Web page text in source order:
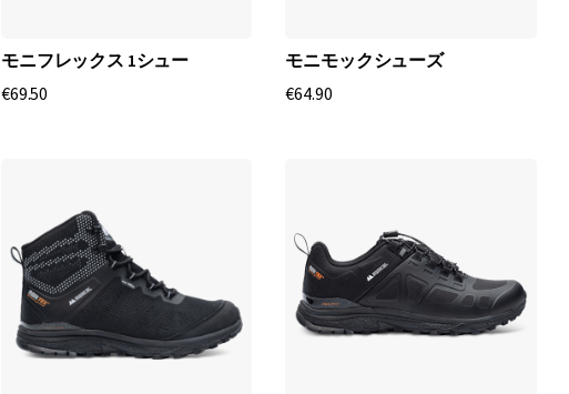
モニフレックス 1シュー
€69.50
モニモックシューズ
€64.90